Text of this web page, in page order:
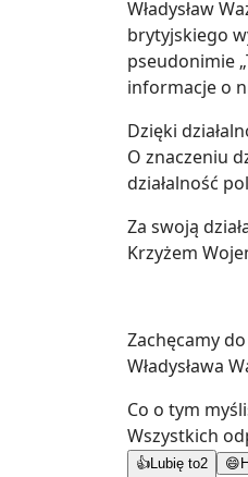
Władysław
brytyjskiego
pseudonimie
informacje o
Dzięki
O znaczeniu
działalność
Za swoją
Krzyżem
Zachęcamy
Władysława
Co o tym
Wszystkich
👍Lubię to2 😄